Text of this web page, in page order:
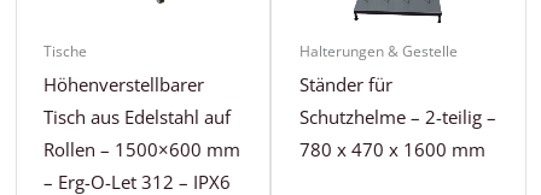
Tische
Höhenverstellbarer
Tisch aus Edelstahl auf
Rollen – 1500×600 mm
– Erg-O-Let 312 – IPX6
Halterungen & Gestelle
Ständer für
Schutzhelme – 2-teilig –
780 x 470 x 1600 mm